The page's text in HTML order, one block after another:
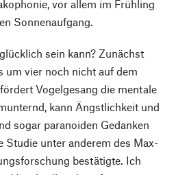
vor allem im Frühling
Sonnenaufgang.
sein kann? Zunächst
um vier noch nicht auf dem
Vogelgesang die mentale
kann Ängstlichkeit und
sogar paranoiden Gedanken
Studie unter anderem des Max-
bestätigte. Ich